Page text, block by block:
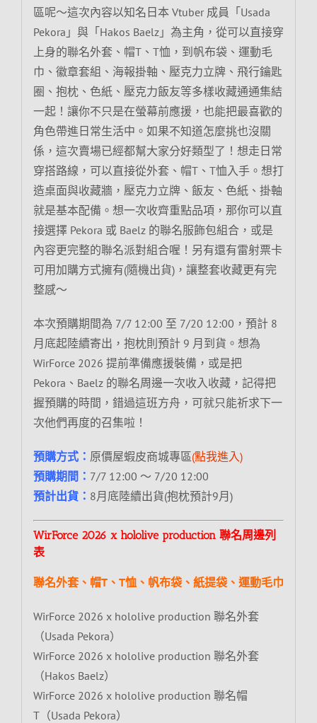
區呢～這次內容以知名日本 Vtuber 成員「Usada
Pekora」與「Hakos Baelz」為主角，從可以直接穿
上身的聯名外套、帽T、T恤，到帆布袋、運動毛
巾、徽章套組、海報掛軸、壓克力立牌、飛行鑰匙
圈、抱枕、色紙、壓克力飯友等多樣收藏通通集結
一起！讓你不只是在螢幕前應援，也能把最喜歡的
角色帶進日常生活中。如果不知道怎麼挑也沒關
係，這次賣場已經都幫大家分好類型了！想走日常
穿搭路線，可以直接從外套、帽T、T恤入手。想打
造桌面與收藏牆，壓克力立牌、飯友、色紙、掛軸
就是基本配備。想一次收齊重點品項，那你可以直
接選擇 Pekora 或 Baelz 的聯名服飾包組合，或是
內容更完整的聯名派對組合喔！另有還有雷射票卡
可用加購方式擁有(隨機出貨)，讓整套收藏更有完
整感～
本次預購期間為 7/7 12:00 至 7/20 12:00，預計 8
月底起陸續寄出，抱枕則預計 9 月到貨。想為
WirForce 2026 提前準備應援裝備，或是把
Pekora、Baelz 的聯名周邊一次收入收藏，記得把
握預購的時間，錯過這班方舟，可就只能祈求下一
次他們再度的召集啦！
預購方式： 原價屋蝦皮商城專區(點我進入)
預購期間： 7/7 12:00 ～ 7/20 12:00
預計出貨： 8月底陸續出貨(抱枕預計9月)
WirForce 2026 x hololive production 聯名周邊列
表
聯名外套、帽T、T恤、帆布袋、紙提袋、運動毛巾
WirForce 2026 x hololive production 聯名外套
（Usada Pekora）
WirForce 2026 x hololive production 聯名外套
（Hakos Baelz）
WirForce 2026 x hololive production 聯名帽
T（Usada Pekora）